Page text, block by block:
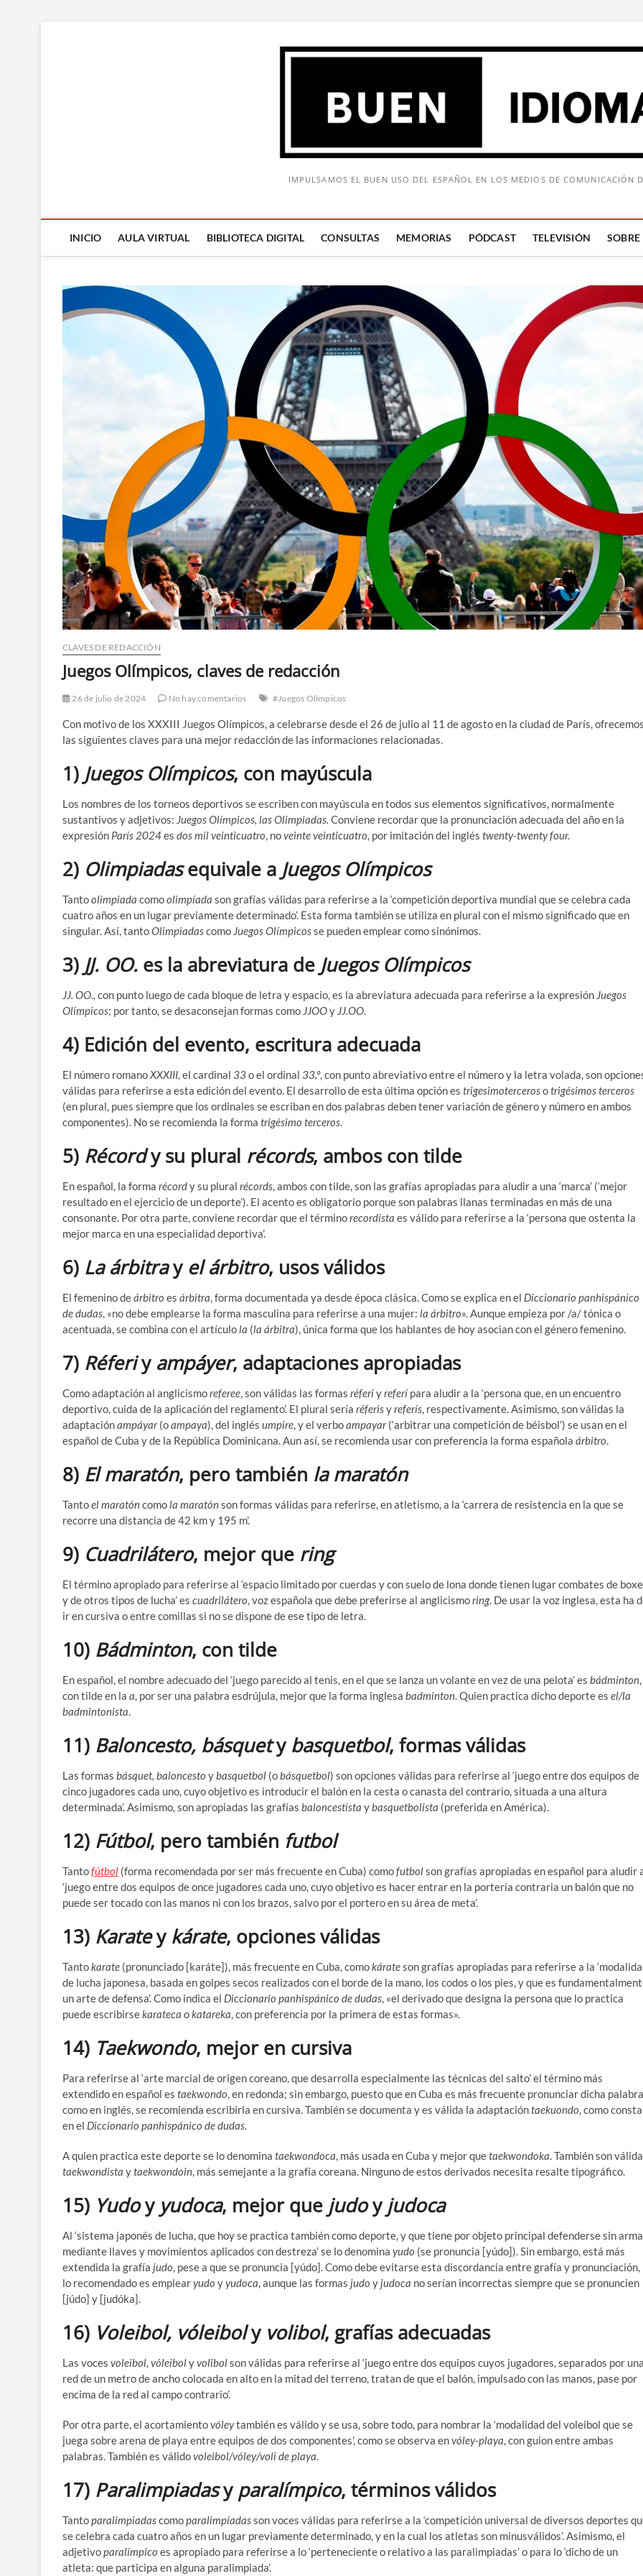
IMPULSAMOS EL BUEN USO DEL ESPAÑOL EN LOS MEDIOS DE COMUNICACIÓN
INICIO AULA VIRTUAL BIBLIOTECA DIGITAL CONSULTAS MEMORIAS PÓDCAST TELEVISIÓN
Buscar:
CLAVES DE REDACCIÓN
Juegos Olímpicos, claves de redacción
26 de julio de 2024 No hay comentarios #Juegos Olímpicos
Con motivo de los XXXIII Juegos Olímpicos, a celebrarse desde el 26 de julio al 11 de agosto en la ciudad de París,
las siguientes claves para una mejor redacción de las informaciones relacionadas.
1) Juegos Olímpicos, con mayúscula
Los nombres de los torneos deportivos se escriben con mayúscula en todos sus elementos significativos, normalmente
sustantivos y adjetivos: Juegos Olímpicos, las Olimpiadas. Conviene recordar que la pronunciación adecuada del año en la
expresión París 2024es dos mil veinticuatro, noveinte veinticuatro, por imitación del inglés twenty-twenty four.
2) Olimpiadasequivale a Juegos Olímpicos
Tantoolimpiada comoolimpíada son grafías válidas para referirse a la ‘competición deportiva mundial que se celebra cada
cuatro años en un lugar previamente determinado’. Esta forma también se utiliza en plural con el mismo significado que en
singular. Así, tantoOlimpiadascomo Juegos Olímpicosse pueden emplear como sinónimos.
3) JJ. OO. es la abreviatura de Juegos Olímpicos
JJ. OO., con punto luego de cada bloque de letra y espacio, es la abreviatura adecuada para referirse a la expresión Juegos
Olímpicos; por tanto, se desaconsejan formas como JJOOy JJ.OO.
4) Edición del evento, escritura adecuada
El número romanoXXXIII, el cardinal 33o el ordinal 33.º, con punto abreviativo entre el número y la letra volada, son
válidas para referirse a esta edición del evento. El desarrollo de esta última opción es trigesimotercerosotrigésimos terceros
(en plural, pues siempre que los ordinales se escriban en dos palabras deben tener variación de género y número en ambos
componentes). No se recomienda la forma trigésimo terceros.
5) Récordy su plural récords, ambos con tilde
En español, la forma récordy su plural récords, ambos con tilde, son las grafías apropiadas para aludir a una ‘marca’ (‘mejor
resultado en el ejercicio de un deporte’). El acento es obligatorio porque son palabras llanas terminadas en más de una
consonante. Por otra parte, conviene recordar que el términorecordista es válido para referirse a la ‘persona que ostenta la
mejor marca en una especialidad deportiva’.
6) La árbitrayel árbitro, usos válidos
El femenino deárbitro es árbitra, forma documentada ya desde época clásica. Como se explica en el Diccionario panhispánico
de dudas, «no debe emplearse la forma masculina para referirse a una mujer: la árbitro». Aunque empieza por /a/ tónica o
acentuada, se combina con el artículola (la árbitra), única forma que los hablantes de hoy asocian con el género femenino.
7) Réferiyampáyer, adaptaciones apropiadas
Como adaptación al anglicismoreferee, son válidas las formas réferiyreferípara aludir a la ‘persona que, en un encuentro
deportivo, cuida de la aplicación del reglamento’. El plural sería réferisyreferís, respectivamente. Asimismo, son válidas la
adaptaciónampáyar(oampaya), del inglés umpire, y el verboampayar(‘arbitrar una competición de béisbol’) se usan en el
español de Cuba y de la República Dominicana. Aun así, se recomienda usar con preferencia la forma española árbitro.
8) El maratón, pero también la maratón
Tantoelmaratóncomola maratónson formas válidas para referirse, en atletismo, a la ‘carrera de resistencia en la que se
recorre una distancia de 42 km y 195 m’.
9) Cuadrilátero, mejor que ring
El término apropiado para referirse al ‘espacio limitado por cuerdas y con suelo de lona donde tienen lugar combates de
y de otros tipos de lucha’ es cuadrilátero, voz española que debe preferirse al anglicismoring. De usar la voz inglesa, esta ha
ir en cursiva o entre comillas si no se dispone de ese tipo de letra.
10) Bádminton, con tilde
En español, el nombre adecuado del ‘juego parecido al tenis, en el que se lanza un volante en vez de una pelota’ es bádminton,
con tilde en la a, por ser una palabra esdrújula, mejor que la forma inglesa badminton. Quien practica dicho deporte es el/la
badmintonista.
11) Baloncesto, básquetybasquetbol, formas válidas
Las formas básquet, baloncesto ybasquetbol (obásquetbol) son opciones válidas para referirse al ‘juego entre dos equipos de
cinco jugadores cada uno, cuyo objetivo es introducir el balón en la cesta o canasta del contrario, situada a una altura
determinada’. Asimismo, son apropiadas las grafías baloncestista ybasquetbolista (preferida en América).
12) Fútbol, pero también futbol
Tantofútbol (forma recomendada por ser más frecuente en Cuba) comofutbolson grafías apropiadas en español para aludir
‘juego entre dos equipos de once jugadores cada uno, cuyo objetivo es hacer entrar en la portería contraria un balón que no
puede ser tocado con las manos ni con los brazos, salvo por el portero en su área de meta’.
13) Karateykárate, opciones válidas
Tantokarate (pronunciado [karáte]), más frecuente en Cuba, comokárateson grafías apropiadas para referirse a la
de lucha japonesa, basada en golpes secos realizados con el borde de la mano, los codos o los pies, y que es
un arte de defensa’. Como indica el Diccionario panhispánico de dudas, «el derivado que designa la persona que lo practica
puede escribirsekarateca okatareka, con preferencia por la primera de estas formas».
14) Taekwondo, mejor en cursiva
Para referirse al ‘arte marcial de origen coreano, que desarrolla especialmente las técnicas del salto’ el término más
extendido en español es taekwondo, en redonda; sin embargo, puesto que en Cuba es más frecuente pronunciar dicha palabra
como en inglés, se recomienda escribirla en cursiva. También se documenta y es válida la adaptacióntaekuondo, como consta
en el Diccionario panhispánico de dudas.
A quien practica este deporte se lo denomina taekwondoca, más usada en Cuba y mejor quetaekwondoka. También son
taekwondista ytaekwondoin, más semejante a la grafía coreana. Ninguno de estos derivados necesita resalte tipográfico.
15) Yudoy yudoca, mejor que judoyjudoca
Al ‘sistema japonés de lucha, que hoy se practica también como deporte, y que tiene por objeto principal defenderse sin
mediante llaves y movimientos aplicados con destreza’ se lo denomina yudo (se pronuncia [yúdo]). Sin embargo, está más
extendida la grafía judo, pese a que se pronuncia [yúdo]. Como debe evitarse esta discordancia entre grafía y pronunciación,
lo recomendado es emplearyudo yyudoca, aunque las formas judo y judoca no serían incorrectas siempre que se pronuncien
[júdo] y [judóka].
16) Voleibol, vóleiboly volibol, grafías adecuadas
Las voces voleibol, vóleibolyvolibolson válidas para referirse al ‘juego entre dos equipos cuyos jugadores, separados por
red de un metro de ancho colocada en alto en la mitad del terreno, tratan de que el balón, impulsado con las manos, pase por
encima de la red al campo contrario’.
Por otra parte, el acortamientovóleytambién es válido y se usa, sobre todo, para nombrar la ‘modalidad del voleibol que se
juega sobre arena de playa entre equipos de dos componentes’, como se observa envóley-playa, con guion entre ambas
palabras. También es válidovoleibol/vóley/voli de playa.
17) Paralimpiadasyparalímpico, términos válidos
Tantoparalimpiadascomoparalimpíadasson voces válidas para referirse a la ‘competición universal de diversos deportes
se celebra cada cuatro años en un lugar previamente determinado, y en la cual los atletas son minusválidos’. Asimismo, el
adjetivoparalímpico es apropiado para referirse a lo ‘perteneciente o relativo a las paralimpiadas’ o para lo ‘dicho de un
atleta: que participa en alguna paralimpiada’.